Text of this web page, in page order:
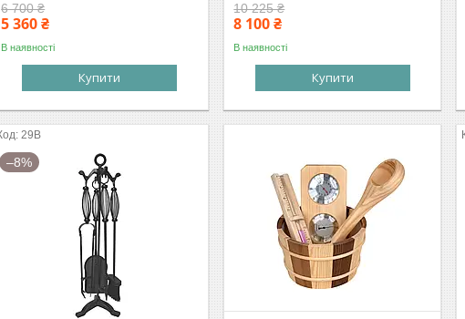
6 700 ₴
5 360 ₴
В наявності
Купити
10 225 ₴
8 100 ₴
В наявності
Купити
29B
–8%